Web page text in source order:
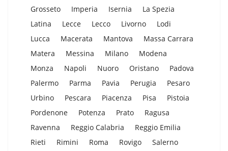
Grosseto
Imperia Isernia
La Spezia
Latina
Lecce Lecco Livorno
Lodi
Lucca
Macerata Mantova
Massa Carrara
Matera
Messina Milano
Modena
Monza
Napoli Nuoro Oristano
Padova
Palermo
Parma Pavia Perugia
Pesaro
Urbino
Pescara Piacenza Pisa
Pistoia
Pordenone
Potenza Prato
Ragusa
Ravenna
Reggio Calabria
Reggio Emilia
Rieti
Rimini Roma Rovigo
Salerno